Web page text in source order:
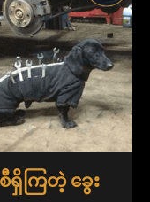
ကြတဲ့ ခွေး